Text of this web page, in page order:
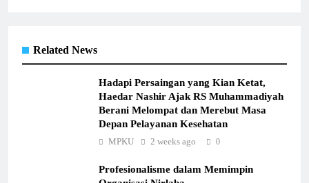
Related News
Hadapi Persaingan yang Kian Ketat,
Haedar Nashir Ajak RS Muhammadiyah
Berani Melompat dan Merebut Masa
Depan Pelayanan Kesehatan
MPKU 2 weeks ago 0
Profesionalisme dalam Memimpin